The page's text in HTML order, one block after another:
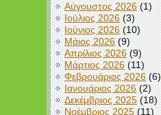
Αύγουστος 2026 (1)
Ιούλιος 2026 (3)
Ιούνιος 2026 (10)
Μάιος 2026 (9)
Απρίλιος 2026 (9)
Μάρτιος 2026 (11)
Φεβρουάριος 2026 (6)
Ιανουάριος 2026 (2)
Δεκέμβριος 2025 (18)
Νοέμβριος 2025 (11)